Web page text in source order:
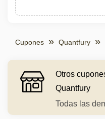
Cupones Quantfury
Otros
Quantfury
Todas las